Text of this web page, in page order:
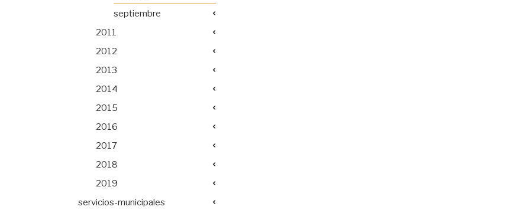
septiembre
2011
2012
2013
2014
2015
2016
2017
2018
2019
servicios-municipales